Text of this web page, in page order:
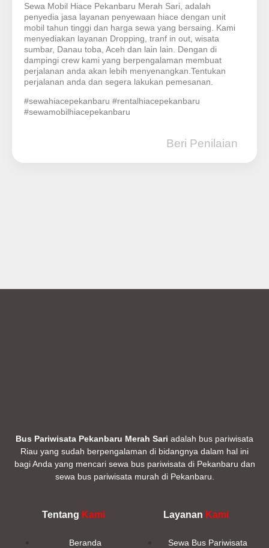
Sewa Mobil Hiace Pekanbaru Merah Sari, adalah
penyedia jasa layanan penyewaan hiace dengan unit
mobil tahun tinggi dan harga sewa yang bersaing. Kami
menyediakan layanan Dropping, tranf in out, wisata
sumbar, Danau toba, Aceh dan lain lain. Dengan di
dampingi crew kami yang berpengalaman membuat
perjalanan anda akan lebih menyenangkan.Tentukan
perjalanan anda dan segera lakukan pemesanan.
#sewahiacepekanbaru #rentalhiacepekanbaru
#sewamobilhiacepekanbaru
Beri Penilaian
Bus Pariwisata Pekanbaru Merah Sari adalah bus pariwisata
Riau yang sudah berpengalaman di bidangnya dalam hal ini
bagi Anda yang mencari sewa bus pariwisata di Pekanbaru dan
sewa bus pariwisata murah di Pekanbaru.
Tentang Kami
Beranda
Layanan Kami
Sewa Bus Pariwisata